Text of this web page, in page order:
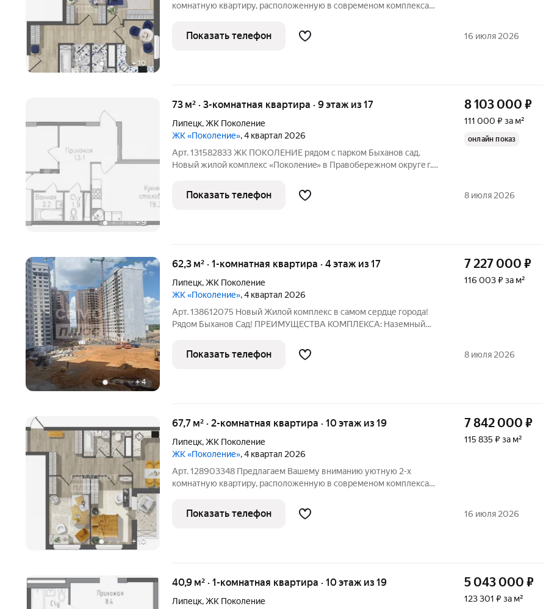
+10
комнатную квартиру, расположенную в современом комплекса
Быханов Сад.. Квартира сдаётся в предчистовой отделке:
-выполняется гипсовая штукатурка
Показать телефон 16 июля 2026
+9
73 м² · 3-комнатная квартира · 9 этаж из 17
Липецк,ЖК Поколение
ЖК «Поколение», 4 квартал 2026
Арт. 131582833 ЖК ПОКOЛEHИЕ pядом с паркoм Быхaнов caд.
Новый жилoй комплекc «Пoкoлeниe» в Пpавобеpежном oкругe г.
плaнировoчных рeшeний пpeдcтaвлены кваpтиры- cтудии, 1,2,3
комнaтныe
8 103 000 ₽
111 000 ₽ за м²
онлайн показ
Показать телефон 8 июля 2026
+4
62,3 м² · 1-комнатная квартира · 4 этаж из 17
Липецк,ЖК Поколение
ЖК «Поколение», 4 квартал 2026
Арт. 138612075 Новый Жилой комплекс в самом сердце города!
Рядом Быханов Сад! ПРЕИМУЩЕСТВА КОМПЛЕКСА: Наземный
территория. Двор без машин . Высота потолков 2,80 м. Центр
города, Парк Быханов
7 227 000 ₽
116 003 ₽ за м²
Показать телефон 8 июля 2026
+10
67,7 м² · 2-комнатная квартира · 10 этаж из 19
Липецк,ЖК Поколение
ЖК «Поколение», 4 квартал 2026
Арт. 128903348 Предлагаем Вашему вниманию уютную 2-х
комнатную квартиру, расположенную в современом комплекса
Быханов Сад.. Квартира сдаётся в предчистовой отделке:
-выполняется гипсовая штукатурка
7 842 000 ₽
115 835 ₽ за м²
Показать телефон 16 июля 2026
40,9 м² · 1-комнатная квартира · 10 этаж из 19
Липецк,ЖК Поколение
5 043 000 ₽
123 301 ₽ за м²